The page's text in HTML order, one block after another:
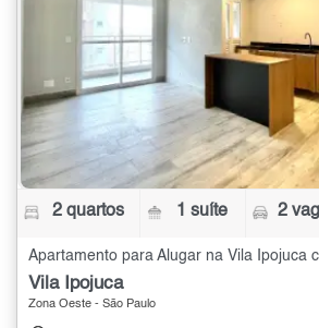
2 quartos 1 suíte 2
Apartamento para Alugar na Vila Ipojuca
Vila Ipojuca
Zona Oeste - São Paulo